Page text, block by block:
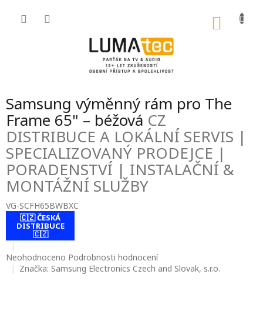
Samsung výměnný rám pro The
Frame 65" – béžová CZ
DISTRIBUCE A LOKÁLNÍ SERVIS |
SPECIALIZOVANÝ PRODEJCE |
PORADENSTVÍ | INSTALAČNÍ &
MONTÁŽNÍ SLUŽBY
VG-SCFH65BWBXC
🇨🇿 ČESKÁ
DISTRIBUCE
🇨🇿
Průměrné
hodnocení
Neohodnoceno Podrobnosti hodnocení
Značka: Samsung Electronics Czech and Slovak, s.r.o.